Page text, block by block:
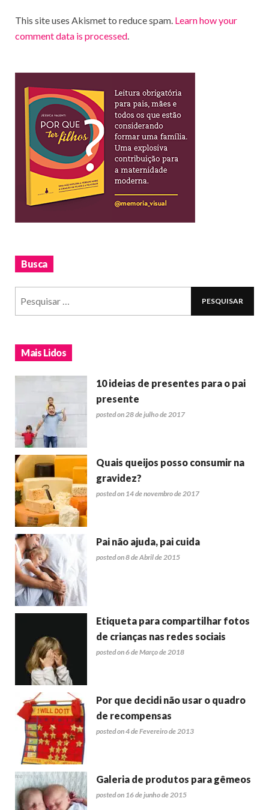
This site uses Akismet to reduce spam. Learn how your
comment data is processed
Busca
Mais Lidos
10 ideias de presentes para o pai
presente
posted on 28 de julho de 2017
Quais queijos posso consumir na
gravidez?
posted on 14 de novembro de 2017
Pai não ajuda, pai cuida
posted on 8 de Abril de 2015
Etiqueta para compartilhar fotos
de crianças nas redes sociais
posted on 6 de Março de 2018
Por que decidi não usar o quadro
de recompensas
posted on 4 de Fevereiro de 2013
Galeria de produtos para gêmeos
posted on 16 de junho de 2015